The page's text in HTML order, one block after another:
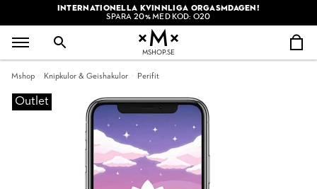
INTERNATIONELLA KVINNLIGA ORGASMDAGEN!
SPARA 20% MED KOD: O20
MSHOP.SE
Mshop Knipkulor & Geishakulor Perifit
Outlet